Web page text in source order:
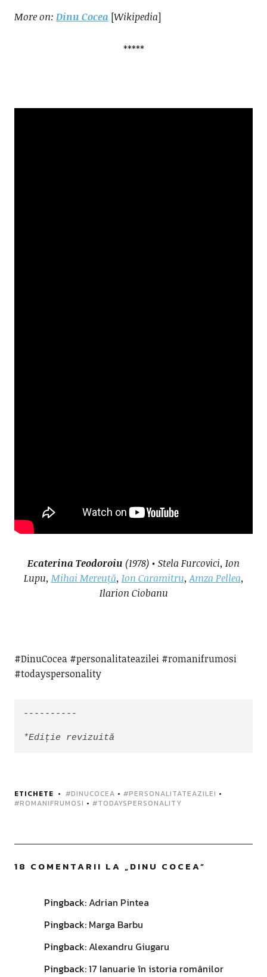
More on: Dinu Cocea [Wikipedia]
*****
Ecaterina Teodoroiu (1978) • Stela Furcovici, Ion
Lupu, Mihai Mereuță, Ion Caramitru,Amza Pellea,
Ilarion Ciobanu
#DinuCocea #personalitateazilei #romanifrumosi
#todayspersonality
----------
*Ediție revizuită
ETICHETE #DINUCOCEA • #PERSONALITATEAZILEI •
#ROMANIFRUMOSI • #TODAYSPERSONALITY
18 COMENTARII LA „DINU COCEA”
Pingback:Adrian Pintea
Pingback: Marga Barbu
Pingback:Alexandru Giugaru
Pingback:17 Ianuarie în istoria românilor